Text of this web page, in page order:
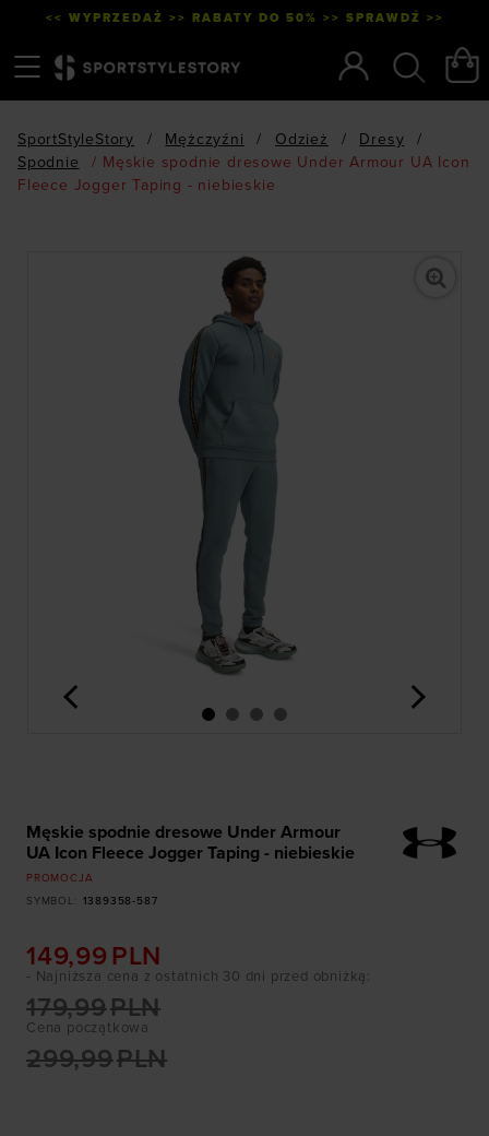
<< WYPRZEDAŻ >> RABATY DO 50% >> SPRAWDŹ >>
SportStyleStory / Mężczyźni / Odzież / Dresy
/
Spodnie
/ Męskie spodnie dresowe Under Armour UA Icon
Fleece Jogger Taping - niebieskie
<
Męskie spodnie dresowe Under Armour
UA Icon Fleece Jogger Taping - niebieskie
PROMOCJA
SYMBOL
1389358-587
149,99 PLN
Cena początkowa
299,99PLN
179,99PLN
- Najniższa cena z ostatnich 30 dni przed obniżką: